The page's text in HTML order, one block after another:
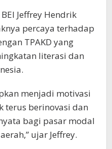
Jeffrey Hendrik
percaya terhadap
TPAKD yang
literasi dan
menjadi motivasi
terus berinovasi dan
bagi pasar modal
ujar Jeffrey.